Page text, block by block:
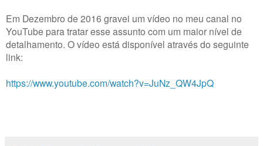
Em Dezembro de 2016 gravei um vídeo no meu canal no
YouTube para tratar esse assunto com um maior nível de
detalhamento. O vídeo está disponível através do seguinte
link:
https://www.youtube.com/watch?v=JuNz_QW4JpQ